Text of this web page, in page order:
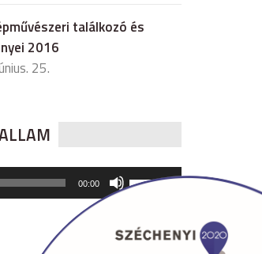
találkozó és
2016
25.
00:00
hangerő
csökkentéséhez